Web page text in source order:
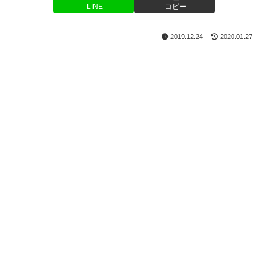
LINE コピー
2019.12.24 2020.01.27